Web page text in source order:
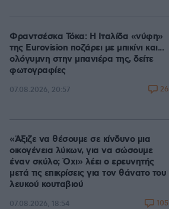
Φραντσέσκα Τόκα: Η Ιταλίδα «νύφη»
της Eurovision ποζάρει με μπικίνι και...
ολόγυμνη στην μπανιέρα της, δείτε
φωτογραφίες
07.08.2026, 20:57 26
«Άξιζε να θέσουμε σε κίνδυνο μια
οικογένεια λύκων, για να σώσουμε
έναν σκύλο; Όχι» λέει ο ερευνητής
μετά τις επικρίσεις για τον θάνατο του
λευκού κουταβιού
07.08.2026, 18:54 105